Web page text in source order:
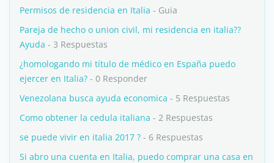
Permisos de residencia en Italia - Guia
Pareja de hecho o union civil, mi residencia en italia??
Ayuda - 3 Respuestas
¿homologando mi título de médico en España puedo
ejercer en Italia? - 0 Responder
Venezolana busca ayuda economica - 5 Respuestas
Como obtener la cedula italiana - 2 Respuestas
se puede vivir en italia 2017 ? - 6 Respuestas
Si abro una cuenta en Italia, puedo comprar una casa en